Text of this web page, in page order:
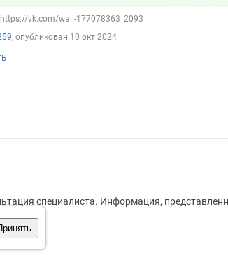
vk.com/wall-177078363_2093
, опубликован 10 окт 2024
специалиста. Информация,